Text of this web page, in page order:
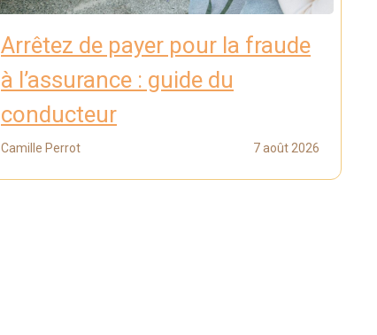
Arrêtez de payer pour la fraude
à l’assurance : guide du
conducteur
Camille Perrot 7 août 2026